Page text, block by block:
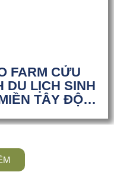
FARM CỬU
DU LỊCH SINH
TÂY ĐỘC